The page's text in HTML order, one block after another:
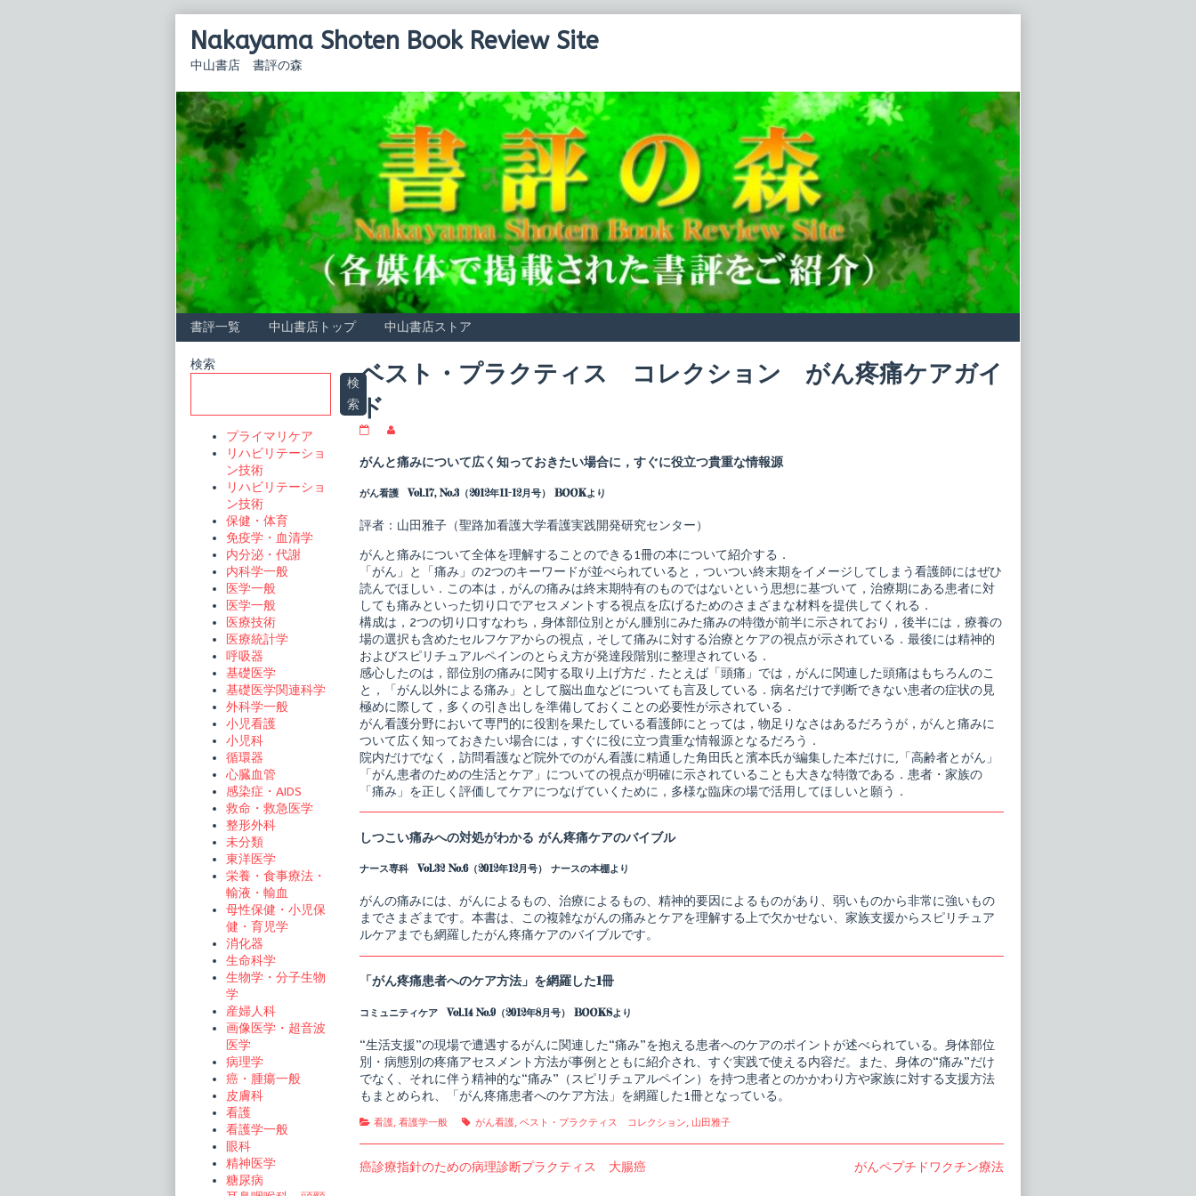
Nakayama Shoten Book Review Site
中山書店 書評の森
書評一覧 中山書店トップ 中山書店ストア
ベスト・プラクティス コレクション がん疼痛ケアガイ
ド
ト・
プ
ク
ィ
コ
レ
ク
シ
ョ
ン
が
ん
疼
痛
ア
ガ
イ
ド
published
on
posts
by
author
ベ
ト・
プ
ラ
ク
テ
ス
コ
レ
ク
シ
ョ
ン
が
ん
疼
痛
ケ
ア
ド,
がんと痛みについて広く知っておきたい場合に，すぐに役立つ貴重な情報源
がん看護 Vol.17, No.3（2012年11-12月号） BOOKより
評者：山田雅子（聖路加看護大学看護実践開発研究センター）
がんと痛みについて全体を理解することのできる1冊の本について紹介する．
「がん」と「痛み」の2つのキーワードが並べられていると，ついつい終末期をイメージしてしまう看護師にはぜひ
読んでほしい．この本は，がんの痛みは終末期特有のものではないという思想に基づいて，治療期にある患者に対
しても痛みといった切り口でアセスメントする視点を広げるためのさまざまな材料を提供してくれる．
構成は，2つの切り口すなわち，身体部位別とがん腫別にみた痛みの特徴が前半に示されており，後半には，療養の
場の選択も含めたセルフケアからの視点，そして痛みに対する治療とケアの視点が示されている．最後には精神的
およびスピリチュアルペインのとらえ方が発達段階別に整理されている．
感心したのは，部位別の痛みに関する取り上げ方だ．たとえば「頭痛」では，がんに関連した頭痛はもちろんのこ
と，「がん以外による痛み」として脳出血などについても言及している．病名だけで判断できない患者の症状の見
極めに際して，多くの引き出しを準備しておくことの必要性が示されている．
がん看護分野において専門的に役割を果たしている看護師にとっては，物足りなさはあるだろうが，がんと痛みに
ついて広く知っておきたい場合には，すぐに役に立つ貴重な情報源となるだろう．
院内だけでなく，訪問看護など院外でのがん看護に精通した角田氏と濱本氏が編集した本だけに,「高齢者とがん」
「がん患者のための生活とケア」についての視点が明確に示されていることも大きな特徴である．患者・家族の
「痛み」を正しく評価してケアにつなげていくために，多様な臨床の場で活用してほしいと願う．
しつこい痛みへの対処がわかる がん疼痛ケアのバイブル
ナース専科 Vol.32 No.6（2012年12月号） ナースの本棚より
がんの痛みには、がんによるもの、治療によるもの、精神的要因によるものがあり、弱いものから非常に強いもの
までさまざまです。本書は、この複雑ながんの痛みとケアを理解する上で欠かせない、家族支援からスピリチュア
ルケアまでも網羅したがん疼痛ケアのバイブルです。
「がん疼痛患者へのケア方法」を網羅した1冊
コミュニティケア Vol.14 No.9（2012年8月号） BOOKSより
“生活支援”の現場で遭遇するがんに関連した“痛み”を抱える患者へのケアのポイントが述べられている。身体部位
別・病態別の疼痛アセスメント方法が事例とともに紹介され、すぐ実践で使える内容だ。また、身体の“痛み”だけ
でなく、それに伴う精神的な“痛み”（スピリチュアルペイン）を持つ患者とのかかわり方や家族に対する支援方法
もまとめられ、「がん疼痛患者へのケア方法」を網羅した1冊となっている。
Categories
看護,看護学一般 Tags
がん看護,ベスト・プラクティス コレクション, 山田雅子
投
Previous
癌診療指針のための病理診断プラクティス 大腸癌
Next
がんペプチドワクチン療法
Primary
検索
検
索
プライマリケア
リハビリテーショ
ン技術
リハビリテーショ
ン技術
保健・体育
免疫学・血清学
内分泌・代謝
内科学一般
医学一般
医学一般
医療技術
医療統計学
呼吸器
基礎医学
基礎医学関連科学
外科学一般
小児看護
小児科
循環器
心臓血管
感染症・AIDS
救命・救急医学
整形外科
未分類
東洋医学
栄養・食事療法・
輸液・輸血
母性保健・小児保
健・育児学
消化器
生命科学
生物学・分子生物
学
産婦人科
画像医学・超音波
医学
病理学
癌・腫瘍一般
皮膚科
看護
看護学一般
眼科
精神医学
糖尿病